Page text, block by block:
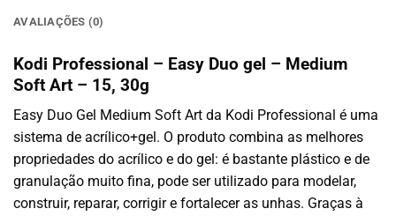
AVALIAÇÕES (0)
Kodi Professional – Easy Duo gel – Medium
Soft Art – 15, 30g
Easy Duo Gel Medium Soft Art da Kodi Professional é uma
sistema de acrílico+gel. O produto combina as melhores
propriedades do acrílico e do gel: é bastante plástico e de
granulação muito fina, pode ser utilizado para modelar,
construir, reparar, corrigir e fortalecer as unhas. Graças à